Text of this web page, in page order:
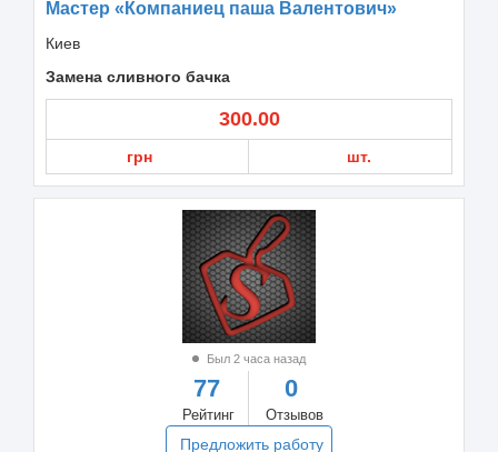
Мастер «Компаниец паша Валентович»
Киев
Замена сливного бачка
300.00
грн шт.
Был 2 часа назад
77
Рейтинг
0
Отзывов
Предложить работу